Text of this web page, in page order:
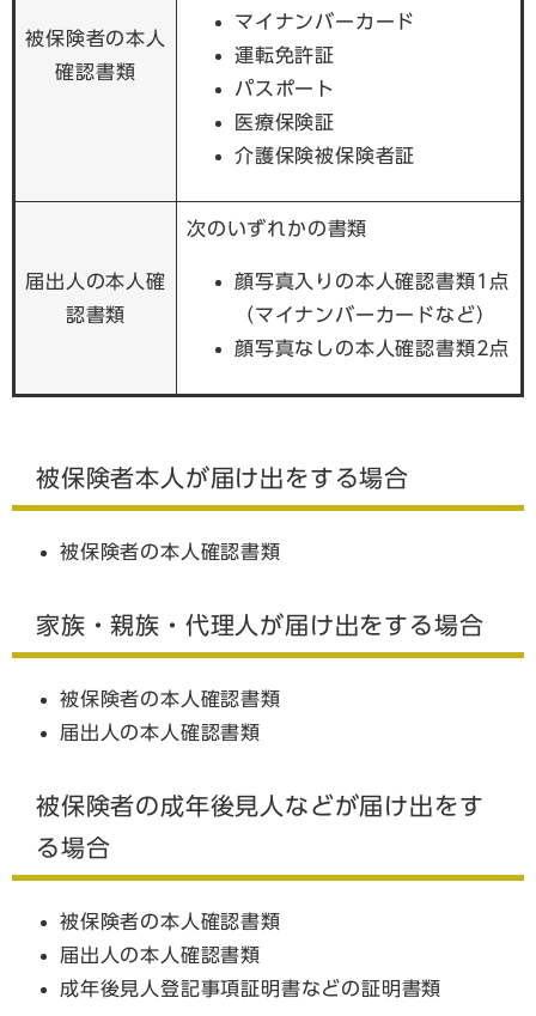
被保険者の本人
確認書類
マイナンバーカード
運転免許証
パスポート
医療保険証
介護保険被保険者証
届出人の本人確
認書類
次のいずれかの書類
顔写真入りの本人確認書類1点
（マイナンバーカードなど）
顔写真なしの本人確認書類2点
被保険者本人が届け出をする場合
被保険者の本人確認書類
家族・親族・代理人が届け出をする場合
被保険者の本人確認書類
届出人の本人確認書類
被保険者の成年後見人などが届け出をす
る場合
被保険者の本人確認書類
届出人の本人確認書類
成年後見人登記事項証明書などの証明書類